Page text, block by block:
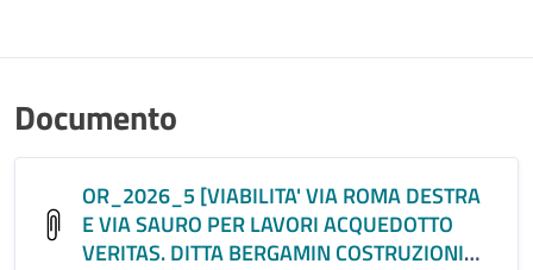
Documento
OR_2026_5 [VIABILITA' VIA ROMA DESTRA
E VIA SAURO PER LAVORI ACQUEDOTTO
VERITAS. DITTA BERGAMIN COSTRUZIONI